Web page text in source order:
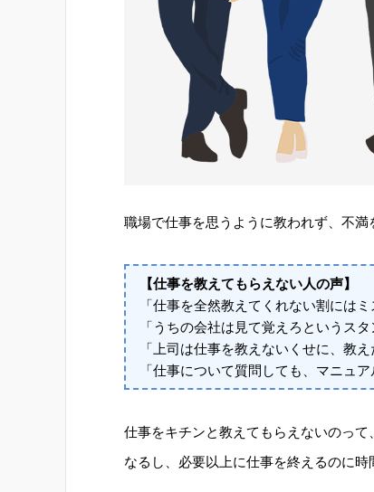
職場で仕事を思うように教われず、不満
【仕事を教えてもらえない人の声】
「仕事を全然教えてくれない割には
「うちの会社は見て覚えろというスタ
「上司は仕事を教えないくせに、教
「仕事について質問しても、マニュ
仕事をキチンと教えてもらえないのっ
なるし、必要以上に仕事を終えるのに時